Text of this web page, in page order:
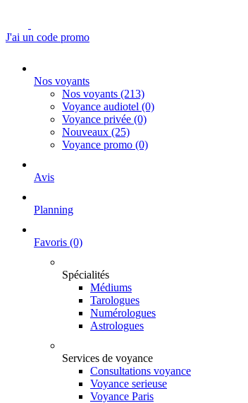
J'ai un code promo
Nos voyants
Nos voyants (213)
Voyance audiotel (0)
Voyance privée (0)
Nouveaux (25)
Voyance promo (0)
Avis
Planning
Favoris (0)
Spécialités
Médiums
Tarologues
Numérologues
Astrologues
Services de voyance
Consultations voyance
Voyance serieuse
Voyance Paris